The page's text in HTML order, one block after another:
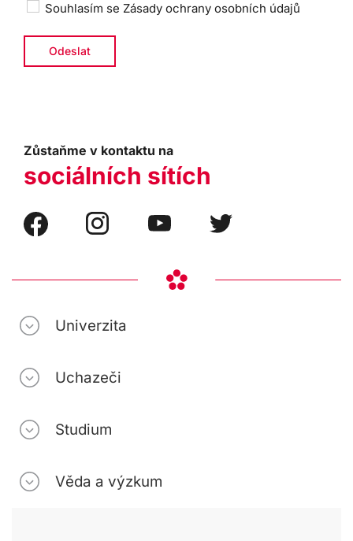
Souhlasím se Zásady ochrany osobních údajů
Zůstaňme v kontaktu na
sociálních sítích
Univerzita
Uchazeči
Studium
Věda a výzkum